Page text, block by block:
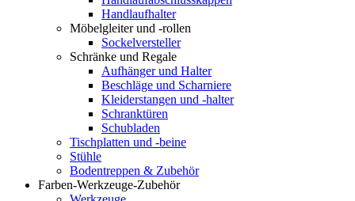
Handlaufhalter
Möbelgleiter und -rollen
Sockelversteller
Schränke und Regale
Aufhänger und Halter
Beschläge und Scharniere
Kleiderstangen und -halter
Schranktüren
Schubladen
Tischplatten und -beine
Stühle
Bodentreppen & Zubehör
Farben-Werkzeuge-Zubehör